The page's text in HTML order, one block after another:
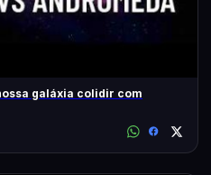
galáxia colidir com